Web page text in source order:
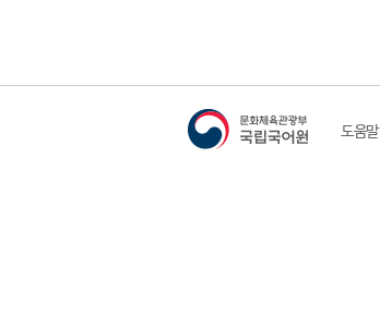
도움말